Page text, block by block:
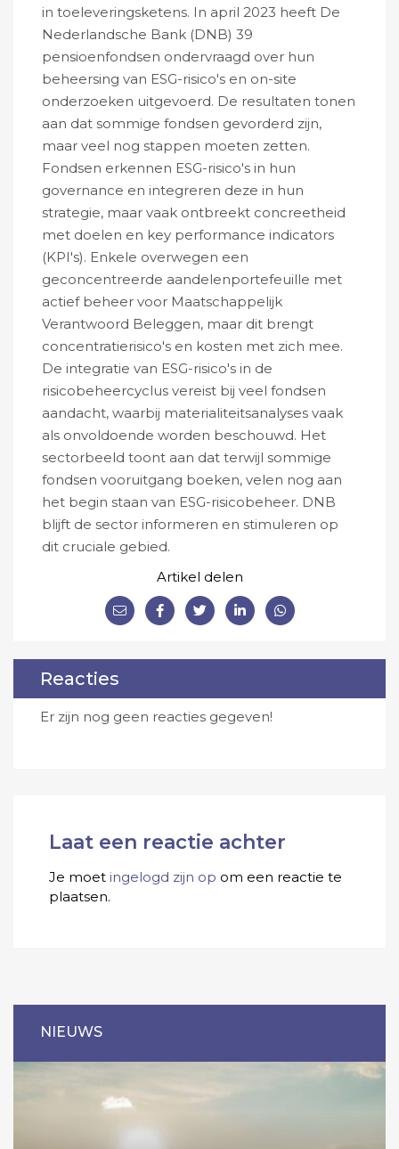
in toeleveringsketens. In april 2023 heeft De
Nederlandsche Bank (DNB) 39
pensioenfondsen ondervraagd over hun
beheersing van ESG-risico's en on-site
onderzoeken uitgevoerd. De resultaten tonen
aan dat sommige fondsen gevorderd zijn,
maar veel nog stappen moeten zetten.
Fondsen erkennen ESG-risico's in hun
governance en integreren deze in hun
strategie, maar vaak ontbreekt concreetheid
met doelen en key performance indicators
(KPI's). Enkele overwegen een
geconcentreerde aandelenportefeuille met
actief beheer voor Maatschappelijk
Verantwoord Beleggen, maar dit brengt
concentratierisico's en kosten met zich mee.
De integratie van ESG-risico's in de
risicobeheercyclus vereist bij veel fondsen
aandacht, waarbij materialiteitsanalyses vaak
als onvoldoende worden beschouwd. Het
sectorbeeld toont aan dat terwijl sommige
fondsen vooruitgang boeken, velen nog aan
het begin staan van ESG-risicobeheer. DNB
blijft de sector informeren en stimuleren op
dit cruciale gebied.
Artikel delen
Reacties
Er zijn nog geen reacties gegeven!
Laat een reactie achter
Je moet ingelogd zijn op om een reactie te
plaatsen.
NIEUWS